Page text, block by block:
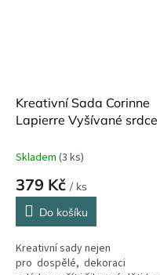
Kreativní Sada Corinne
Lapierre Vyšívané srdce
Skladem (3 ks)
379 Kč / ks
Do košíku
Kreativní sady nejen
pro dospělé, dekoraci